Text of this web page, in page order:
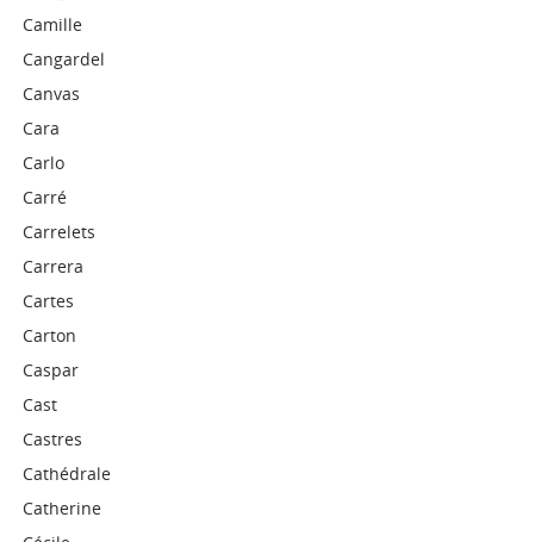
Camille
Cangardel
Canvas
Cara
Carlo
Carré
Carrelets
Carrera
Cartes
Carton
Caspar
Cast
Castres
Cathédrale
Catherine